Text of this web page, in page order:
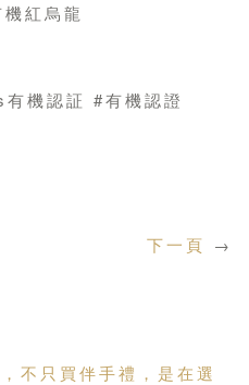
紅烏龍
機認証 #有機認證
下一頁 →
不只買伴手禮，是在選